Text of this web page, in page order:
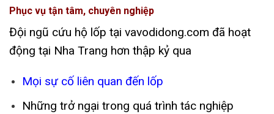
Phục vụ tận tâm, chuyên nghiệp
Đội ngũ cứu hộ lốp tại vavodidong.com đã hoạt
động tại Nha Trang hơn thập kỷ qua
Mọi sự cố liên quan đến lốp
Những trở ngại trong quá trình tác nghiệp